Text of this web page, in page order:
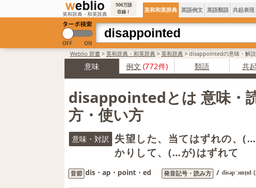
英和辞典・和英辞典
506万語
収録！
英和和英辞典 英語例文 英語類語 共起表現
Weblio 辞書 > 英和辞典・和英辞典 > 英和辞典 > disappointedの意味・解説
意味 例文 (772件) 類語 共
disappointedとは 意味・
方・使い方
意味・対訳
失望した、当てはずれの、
かりして、(…が)はずれて
音節 dis・ap・point・ed 発音記号・読み方 / dìsəpˈɔɪnṭɪd